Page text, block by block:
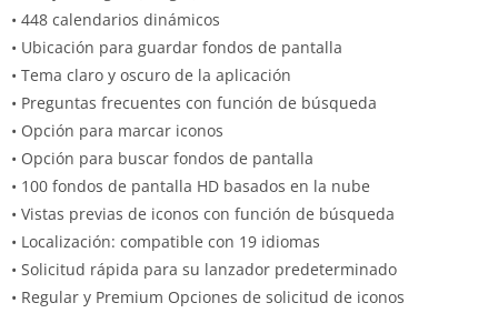
• 448 calendarios dinámicos
• Ubicación para guardar fondos de pantalla
• Tema claro y oscuro de la aplicación
• Preguntas frecuentes con función de búsqueda
• Opción para marcar iconos
• Opción para buscar fondos de pantalla
• 100 fondos de pantalla HD basados ​​en la nube
• Vistas previas de iconos con función de búsqueda
• Localización: compatible con 19 idiomas
• Solicitud rápida para su lanzador predeterminado
• Regular y Premium Opciones de solicitud de iconos